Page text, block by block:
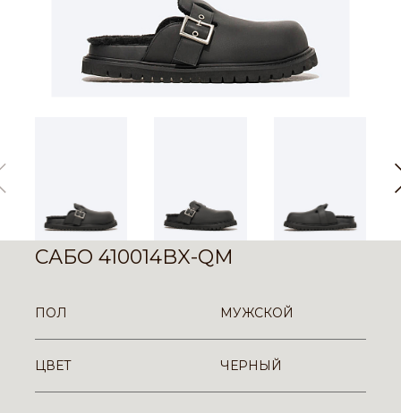
САБО 410014BX-QM
ПОЛ МУЖСКОЙ
ЦВЕТ ЧЕРНЫЙ